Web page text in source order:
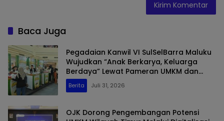
Baca Juga
Pegadaian Kanwil VI SulSelBarra Maluku
Wujudkan “Anak Berkarya, Keluarga
Berdaya” Lewat Pameran UMKM dan
Bazar Emas
Berita Juli 31, 2026
OJK Dorong Pengembangan Potensi